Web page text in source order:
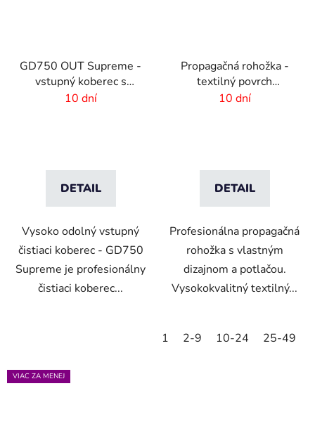
GD750 OUT Supreme -
vstupný koberec s
vlastnou potlačou
10 dní
DETAIL
Vysoko odolný vstupný
čistiaci koberec - GD750
Supreme je profesionálny
čistiaci koberec...
Propagačná rohožka -
textilný povrch
-85x300 cm
10 dní
DETAIL
Profesionálna propagačná
rohožka s vlastným
dizajnom a potlačou.
Vysokokvalitný textilný...
1 2-9 10-24 25-49
VIAC ZA MENEJ